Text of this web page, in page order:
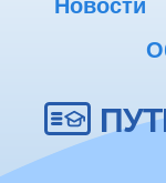
Новости